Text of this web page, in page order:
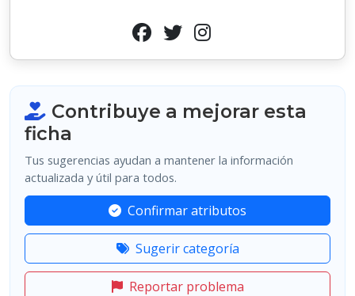
Contribuye a mejorar esta
ficha
Tus sugerencias ayudan a mantener la información
actualizada y útil para todos.
Confirmar atributos
Sugerir categoría
Reportar problema